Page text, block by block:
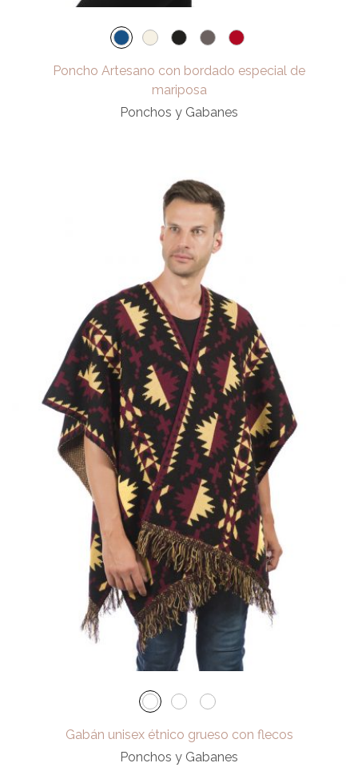
Poncho Artesano con bordado especial de
mariposa
Ponchos y Gabanes
Gabán unisex étnico grueso con flecos
Ponchos y Gabanes